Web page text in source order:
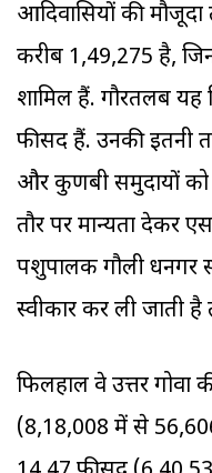
आदिवासियों की
करीब 1,49,275 है,
शामिल हैं. गौरतलब
फीसद हैं. उनकी इतनी
और कुणबी समुदायों को
तौर पर मान्यता देकर
पशुपालक गौली धनगर
स्वीकार कर ली जाती
फिलहाल वे उत्तर
(8,18,008 में से